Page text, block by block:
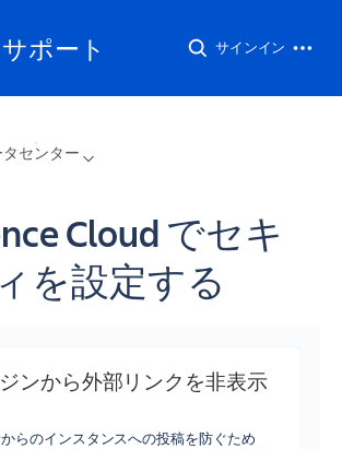
ポート サインイン
センター
Cloud でセキ
を設定する
ンから外部リンクを非表示
らのインスタンスへの投稿を防ぐため